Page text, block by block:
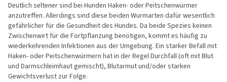
Deutlich seltener sind bei Hunden Haken- oder Peitschenwürmer
anzutreffen. Allerdings sind diese beiden Wurmarten dafür wesentlich
gefährlicher für die Gesundheit des Hundes. Da beide Spezies keinen
Zwischenwirt für die Fortpflanzung benötigen, kommt es häufig zu
wiederkehrenden Infektionen aus der Umgebung. Ein starker Befall mit
Haken- oder Peitschenwürmern hat in der Regel Durchfall (oft mit Blut
und Darmschleimhaut gemischt), Blutarmut und/oder starken
Gewichtsverlust zur Folge.